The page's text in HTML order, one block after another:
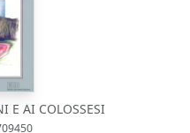
E AI COLOSSESI